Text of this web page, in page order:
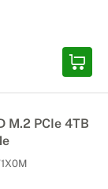
M.2 PCIe 4TB